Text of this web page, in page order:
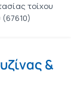
τοίχου
&